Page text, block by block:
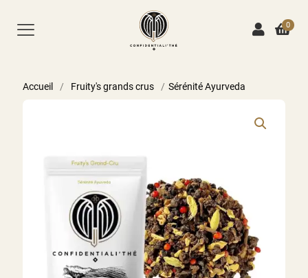
0
Accueil / Fruity's grands crus / Sérénité Ayurveda